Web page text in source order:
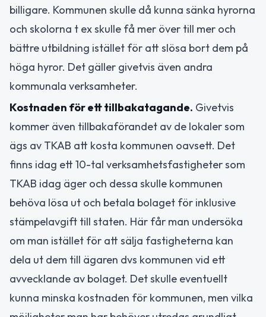
billigare. Kommunen skulle då kunna sänka hyrorna
och skolorna t ex skulle få mer över till mer och
bättre utbildning istället för att slösa bort dem på
höga hyror. Det gäller givetvis även andra
kommunala verksamheter.
Kostnaden för ett tillbakatagande. Givetvis
kommer även tillbakaförandet av de lokaler som
ägs av TKAB att kosta kommunen oavsett. Det
finns idag ett 10-tal verksamhetsfastigheter som
TKAB idag äger och dessa skulle kommunen
behöva lösa ut och betala bolaget för inklusive
stämpelavgift till staten. Här får man undersöka
om man istället för att sälja fastigheterna kan
dela ut dem till ägaren dvs kommunen vid ett
avvecklande av bolaget. Det skulle eventuellt
kunna minska kostnaden för kommunen, men vilka